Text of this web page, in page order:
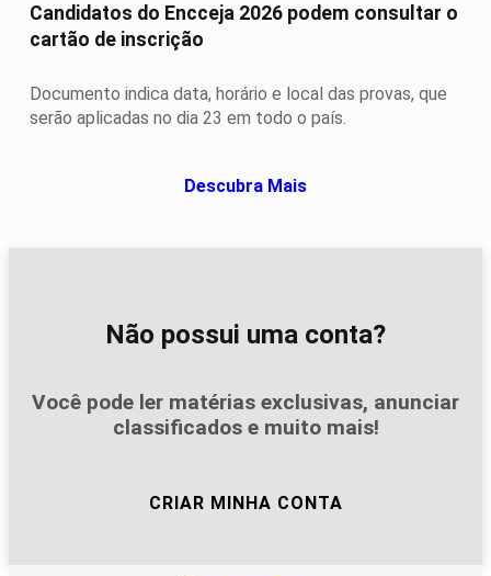
Candidatos do Encceja 2026 podem consultar o
cartão de inscrição
Documento indica data, horário e local das provas, que
serão aplicadas no dia 23 em todo o país.
Descubra Mais
Não possui uma conta?
Você pode ler matérias exclusivas, anunciar
classificados e muito mais!
CRIAR MINHA CONTA